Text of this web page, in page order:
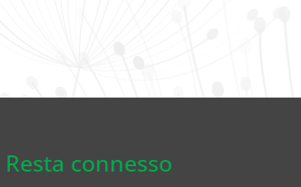
Resta connesso